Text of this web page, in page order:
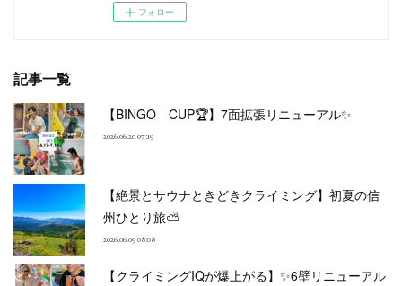
フォロー
記事一覧
【BINGO CUP🏆】7面拡張リニューアル✨
2026.06.20 07:19
【絶景とサウナときどきクライミング】初夏の信
州ひとり旅⛅
2026.06.09 08:08
【クライミングIQが爆上がる】✨6壁リニューアル